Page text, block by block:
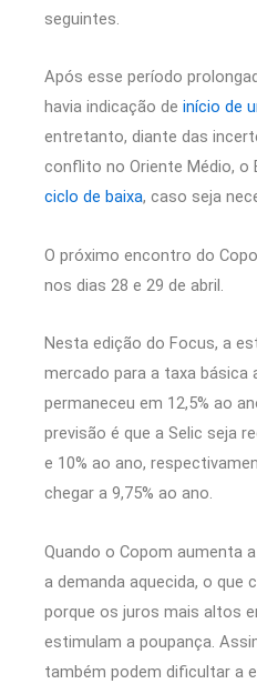
seguintes.
Após esse período
havia indicação de início de
entretanto, diante das
conflito no Oriente Médio, o
ciclo de baixa, caso seja
O próximo encontro do
nos dias 28 e 29 de abril.
Nesta edição do Focus, a
mercado para a taxa básica
permaneceu em 12,5% ao
previsão é que a Selic seja
e 10% ao ano,
chegar a 9,75% ao ano.
Quando o Copom aumenta
a demanda aquecida, o que
porque os juros mais altos
estimulam a poupança.
também podem dificultar a